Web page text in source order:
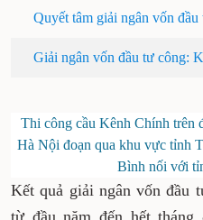
Quyết tâm giải ngân vốn đầu
Giải ngân vốn đầu tư công:
Thi công cầu Kênh Chính
Hà Nội đoạn qua khu vực tỉnh
Bình nối với
Kết quả giải ngân vốn đầu
từ đầu năm đến hết tháng